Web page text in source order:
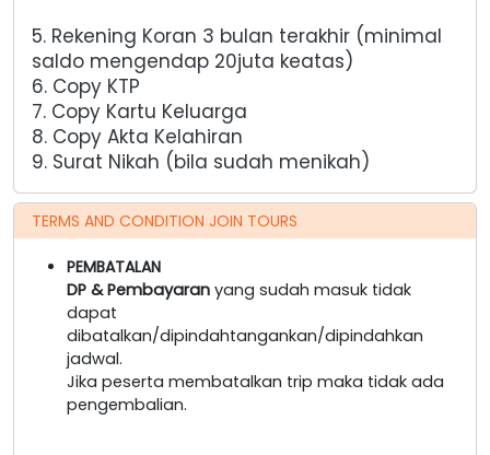
5. Rekening Koran 3 bulan terakhir (minimal
saldo mengendap 20juta keatas)
6. Copy KTP
7. Copy Kartu Keluarga
8. Copy Akta Kelahiran
9. Surat Nikah (bila sudah menikah)
TERMS AND CONDITION JOIN TOURS
PEMBATALAN
DP & Pembayaran yang sudah masuk tidak
dapat
dibatalkan/dipindahtangankan/dipindahkan
jadwal.
Jika peserta membatalkan trip maka tidak ada
pengembalian.